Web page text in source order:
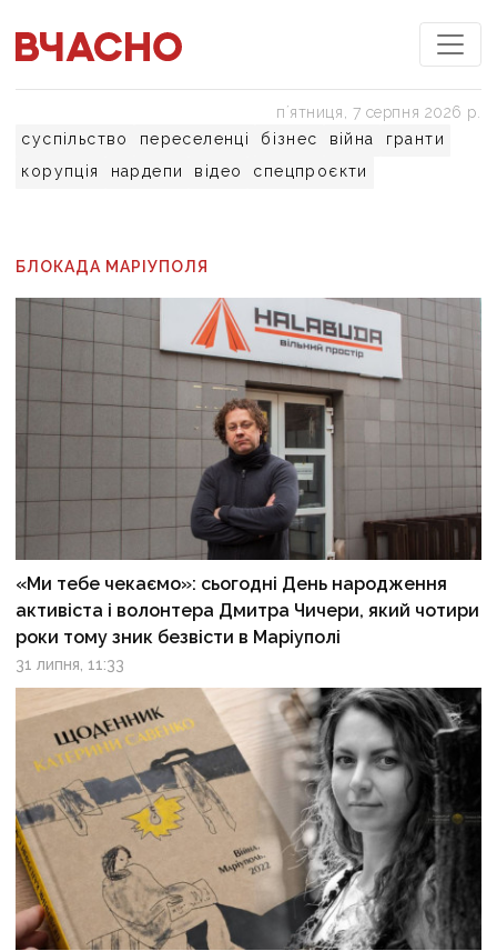
суспільство переселенці бізнес війна
гранти
корупція
нардепи відео спецпроєкти
пʼятниця, 7 серпня 2026 р.
БЛОКАДА МАРІУПОЛЯ
«Ми тебе чекаємо»: сьогодні День народження
активіста і волонтера Дмитра Чичери, який чотири
роки тому зник безвісти в Маріуполі
31 липня, 11:33